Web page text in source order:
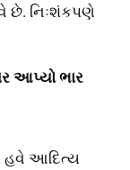
છે. નિઃશંકપણે
આપ્યો ભાર
હવે આદિત્ય